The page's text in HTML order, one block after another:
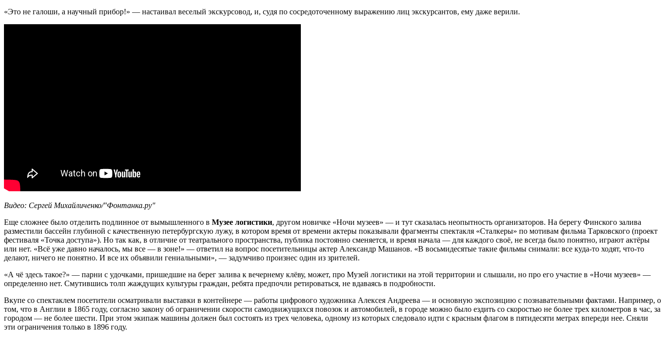
«Это не галоши, а научный прибор!» — настаивал веселый экскурсовод, и, судя по сосредоточенному выражению лиц экскурсантов, ему даже верили.
Видео: Сергей Михайличенко/"Фонтанка.ру"
Еще сложнее было отделить подлинное от вымышленного в Музее логистики, другом новичке «Ночи музеев» — и тут сказалась неопытность организаторов. На берегу Финского залива
разместили бассейн глубиной с качественную петербургскую лужу, в котором время от времени актеры показывали фрагменты спектакля «Сталкеры» по мотивам фильма Тарковского (проект
фестиваля «Точка доступа»). Но так как, в отличие от театрального пространства, публика постоянно сменяется, и время начала — для каждого своё, не всегда было понятно, играют актёры
или нет. «Всё уже давно началось, мы все — в зоне!» — ответил на вопрос посетительницы актер Александр Машанов. «В восьмидесятые такие фильмы снимали: все куда-то ходят, что-то
делают, ничего не понятно. И все их объявили гениальными», — задумчиво произнес один из зрителей.
«А чё здесь такое?» — парни с удочками, пришедшие на берег залива к вечернему клёву, может, про Музей логистики на этой территории и слышали, но про его участие в «Ночи музеев» —
определенно нет. Смутившись толп жаждущих культуры граждан, ребята предпочли ретироваться, не вдаваясь в подробности.
Вкупе со спектаклем посетители осматривали выставки в контейнере — работы цифрового художника Алексея Андреева — и основную экспозицию с познавательными фактами. Например, о
том, что в Англии в 1865 году, согласно закону об ограничении скорости самодвижущихся повозок и автомобилей, в городе можно было ездить со скоростью не более трех километров в час, за
городом — не более шести. При этом экипаж машины должен был состоять из трех человека, одному из которых следовало идти с красным флагом в пятидесяти метрах впереди нее. Сняли
эти ограничения только в 1896 году.